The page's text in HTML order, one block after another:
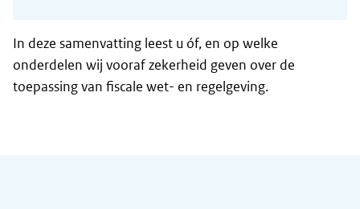
In deze samenvatting leest u óf, en op welke
onderdelen wij vooraf zekerheid geven over de
toepassing van fiscale wet- en regelgeving.